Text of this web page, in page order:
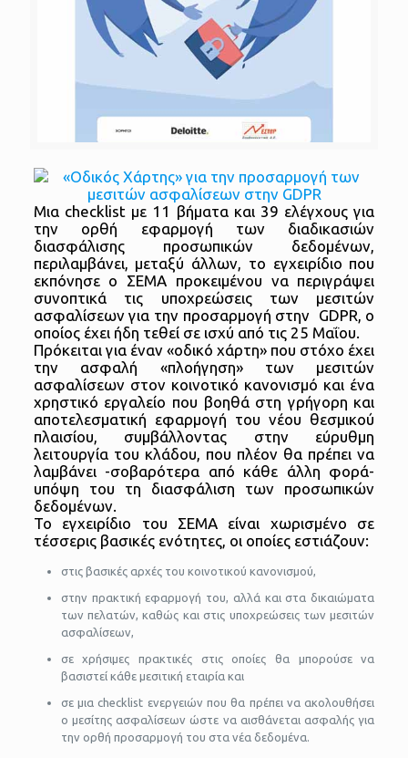
Μια checklist με 11 βήματα και 39 ελέγχους για
την ορθή εφαρμογή των διαδικασιών
διασφάλισης προσωπικών δεδομένων,
περιλαμβάνει, μεταξύ άλλων, το εγχειρίδιο που
εκπόνησε ο ΣΕΜΑ προκειμένου να περιγράψει
συνοπτικά τις υποχρεώσεις των μεσιτών
ασφαλίσεων για την προσαρμογή στην GDPR, ο
οποίος έχει ήδη τεθεί σε ισχύ από τις 25 Μαΐου.
Πρόκειται για έναν «οδικό χάρτη» που στόχο έχει
την ασφαλή «πλοήγηση» των μεσιτών
ασφαλίσεων στον κοινοτικό κανονισμό και ένα
χρηστικό εργαλείο που βοηθά στη γρήγορη και
αποτελεσματική εφαρμογή του νέου θεσμικού
πλαισίου, συμβάλλοντας στην εύρυθμη
λειτουργία του κλάδου, που πλέον θα πρέπει να
λαμβάνει -σοβαρότερα από κάθε άλλη φορά-
υπόψη του τη διασφάλιση των προσωπικών
δεδομένων.
Το εγχειρίδιο του ΣΕΜΑ είναι χωρισμένο σε
τέσσερις βασικές ενότητες, οι οποίες εστιάζουν:
στις βασικές αρχές του κοινοτικού κανονισμού,
στην πρακτική εφαρμογή του, αλλά και στα δικαιώματα
των πελατών, καθώς και στις υποχρεώσεις των μεσιτών
ασφαλίσεων,
σε χρήσιμες πρακτικές στις οποίες θα μπορούσε να
βασιστεί κάθε μεσιτική εταιρία και
σε μια checklist ενεργειών που θα πρέπει να ακολουθήσει
ο μεσίτης ασφαλίσεων ώστε να αισθάνεται ασφαλής για
την ορθή προσαρμογή του στα νέα δεδομένα.